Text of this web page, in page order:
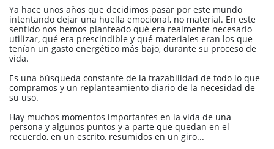
Ya hace unos años que decidimos pasar por este mundo
intentando dejar una huella emocional, no material. En este
sentido nos hemos planteado qué era realmente necesario
utilizar, qué era prescindible y qué materiales eran los que
tenían un gasto energético más bajo, durante su proceso de
vida.
Es una búsqueda constante de la trazabilidad de todo lo que
compramos y un replanteamiento diario de la necesidad de
su uso.
Hay muchos momentos importantes en la vida de una
persona y algunos puntos y a parte que quedan en el
recuerdo, en un escrito, resumidos en un giro...